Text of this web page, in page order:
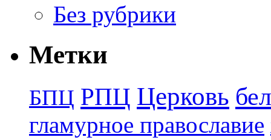
Без рубрики
Метки
БПЦ РПЦ Церковь
гламурное православие